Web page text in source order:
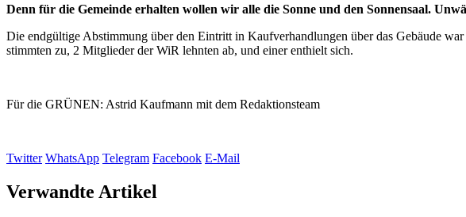
Denn für die Gemeinde erhalten wollen wir alle die Sonne und den Sonnensaal.
Die endgültige Abstimmung über den Eintritt in Kaufverhandlungen über das Gebäude
stimmten zu, 2 Mitglieder der WiR lehnten ab, und einer enthielt sich.
Für die GRÜNEN: Astrid Kaufmann mit dem Redaktionsteam
Twitter WhatsApp Telegram Facebook E-Mail
Verwandte Artikel